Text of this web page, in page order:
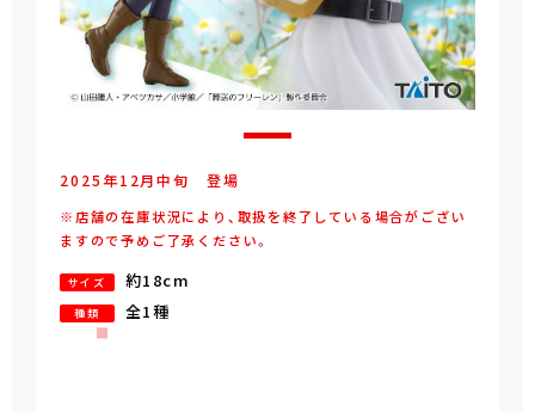
2025年12月中旬 登場
※店舗の在庫状況により、取扱を終了している場合がござい
ますので予めご了承ください。
サイズ 約18cm
種類 全1種